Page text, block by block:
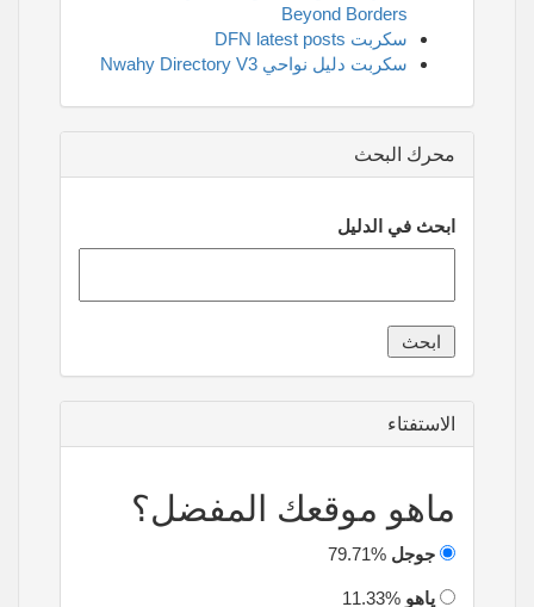
Beyond Borders
سكربت DFN latest posts
سكربت دليل نواحي Nwahy Directory V3
محرك البحث
ابحث في الدليل
الاستفتاء
ماهو موقعك المفضل؟
جوجل
ياهو